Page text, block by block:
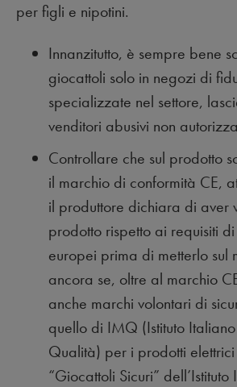
per figli e nipotini.
Innanzitutto, è sempre bene
giocattoli solo in negozi di
specializzate nel settore,
venditori abusivi non
Controllare che sul prodotto
il marchio di conformità CE,
il produttore dichiara di aver
prodotto rispetto ai requisiti
europei prima di metterlo sul
ancora se, oltre al marchio
anche marchi volontari di
quello di IMQ (Istituto
Qualità) per i prodotti
“Giocattoli Sicuri” dell’Istituto